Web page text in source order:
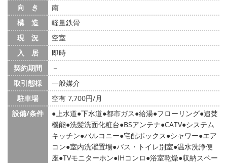
向 き
南
構 造
軽量鉄骨
現 況
空室
入 居
即時
契約期間
－
取引態様
一般媒介
駐車場
空有 7,700円/月
設備/条件
上水道 下水道 都市ガス 給湯 フローリング 追焚
機能 洗髪洗面化粧台 BSアンテナ CATV システム
キッチン バルコニー 宅配ボックス シャワー エア
コン 室内洗濯置場 バス・トイレ別室 温水洗浄便
座 TVモニターホン IHコンロ 浴室乾燥 収納スペー